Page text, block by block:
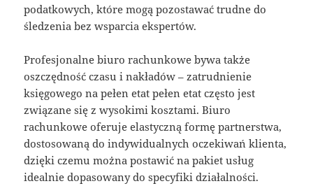
podatkowych, które mogą pozostawać trudne do
śledzenia bez wsparcia ekspertów.
Profesjonalne biuro rachunkowe bywa także
oszczędność czasu i nakładów – zatrudnienie
księgowego na pełen etat pełen etat często jest
związane się z wysokimi kosztami. Biuro
rachunkowe oferuje elastyczną formę partnerstwa,
dostosowaną do indywidualnych oczekiwań klienta,
dzięki czemu można postawić na pakiet usług
idealnie dopasowany do specyfiki działalności.